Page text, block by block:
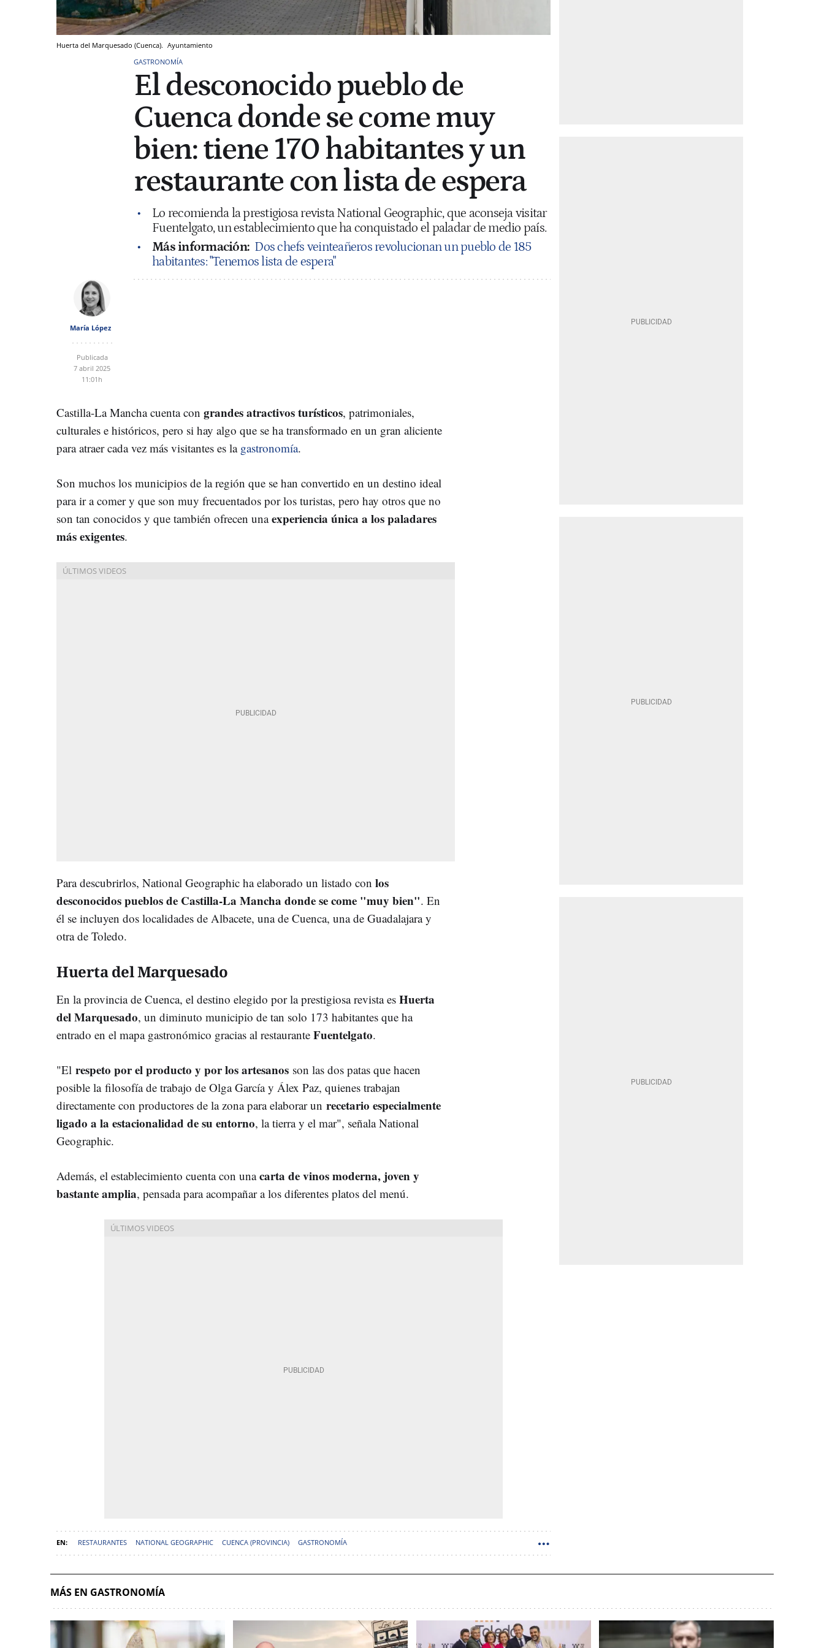
Huerta del Marquesado (Cuenca). Ayuntamiento
GASTRONOMÍA
El desconocido pueblo de
Cuenca donde se come muy
bien: tiene 170 habitantes y un
restaurante con lista de espera
Lo recomienda la prestigiosa revista National Geographic, que aconseja visitar
Fuentelgato, un establecimiento que ha conquistado el paladar de medio país.
Más información: Dos chefs veinteañeros revolucionan un pueblo de 185
habitantes: "Tenemos lista de espera"
María López
Publicada
7 abril 2025
11:01h
Castilla-La Mancha cuenta con grandes atractivos turísticos, patrimoniales,
culturales e históricos, pero si hay algo que se ha transformado en un gran aliciente
para atraer cada vez más visitantes es la gastronomía.
Son muchos los municipios de la región que se han convertido en un destino ideal
para ir a comer y que son muy frecuentados por los turistas, pero hay otros que no
son tan conocidos y que también ofrecen unaexperiencia única a los paladares
más exigentes.
Para descubrirlos, National Geographic ha elaborado un listado con los
desconocidos pueblos de Castilla-La Mancha donde se come "muy bien". En
él se incluyen dos localidades de Albacete, una de Cuenca, una de Guadalajara y
otra de Toledo.
Huerta del Marquesado
En la provincia de Cuenca, el destino elegido por la prestigiosa revista es Huerta
del Marquesado, un diminuto municipio de tan solo 173 habitantes que ha
entrado en el mapa gastronómico gracias al restaurante Fuentelgato.
"El respeto por el producto y por los artesanos son las dos patas que hacen
posible la filosofía de trabajo de Olga García y Álex Paz, quienes trabajan
directamente con productores de la zona para elaborar un recetario especialmente
ligado a la estacionalidad de su entorno, la tierra y el mar", señala National
Geographic.
Además, el establecimiento cuenta con unacarta de vinos moderna, joven y
bastante amplia, pensada para acompañar a los diferentes platos del menú.
RESTAURANTES NATIONAL GEOGRAPHIC CUENCA (PROVINCIA) GASTRONOMÍA
MÁS EN GASTRONOMÍA